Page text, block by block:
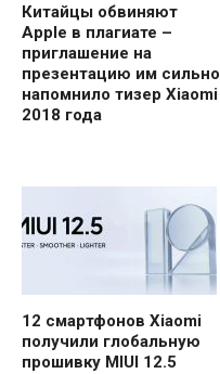
Китайцы обвиняют
Apple в плагиате –
приглашение на
презентацию им сильно
напомнило тизер Xiaomi
2018 года
12 смартфонов Xiaomi
получили глобальную
прошивку MIUI 12.5